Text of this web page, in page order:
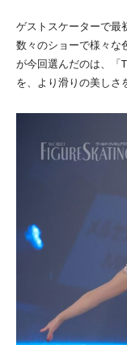
ゲストスケーターで最
数々のショーで様々な
が今回選んだのは、「
を、より滑りの美しさ